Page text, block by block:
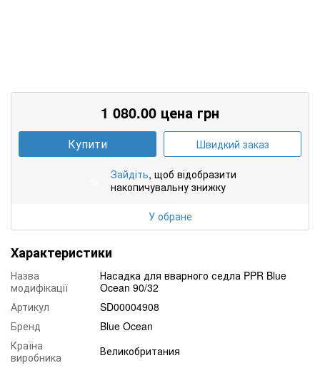
1 080.00 цена грн
Купити Швидкий заказ
Зайдіть, щоб відобразити
накопичувальну знижку
У обране
Характеристики
Назва
модифікації
Насадка для вварного седла PPR Blue
Ocean 90/32
Артикул
SD00004908
Бренд
Blue Ocean
Країна
виробника
Великобритания